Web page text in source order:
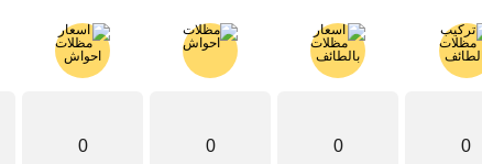
0
0
0
0